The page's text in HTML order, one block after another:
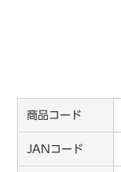
商品コード
JANコード